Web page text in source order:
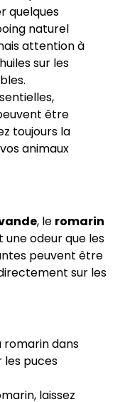
quelques
naturel
attention à
sur les
être
toujours la
animaux
, le romarin
une odeur que les
peuvent être
sur les
romarin dans
les puces
laissez